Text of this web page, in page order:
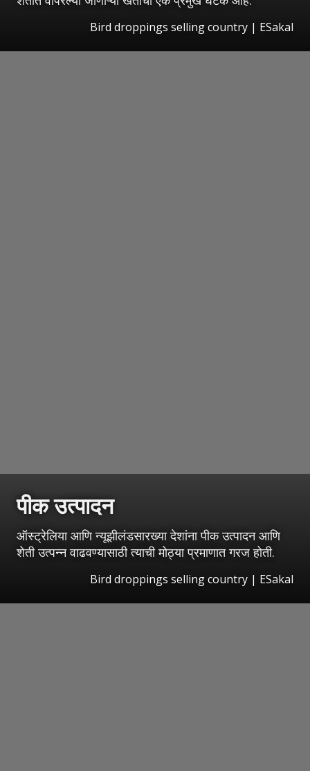
Bird droppings selling country | ESakal
पीक उत्पादन
ऑस्ट्रेलिया आणि न्यूझीलंडसारख्या देशांना पीक उत्पादन आणि
शेती उत्पन्न वाढवण्यासाठी त्याची मोठ्या प्रमाणात गरज होती.
Bird droppings selling country | ESakal